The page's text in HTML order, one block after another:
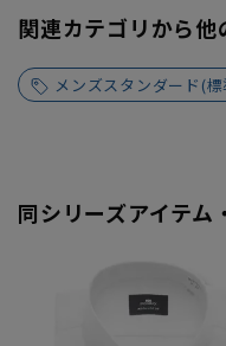
関連カテゴリから他
メンズスタンダード(
同シリーズアイテム